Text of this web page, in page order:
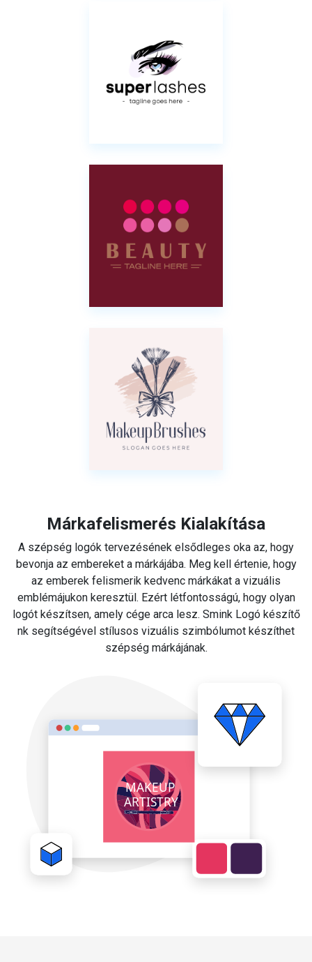
Márkafelismerés Kialakítása
A szépség logók tervezésének elsődleges oka az, hogy
bevonja az embereket a márkájába. Meg kell értenie, hogy
az emberek felismerik kedvenc márkákat a vizuális
emblémájukon keresztül. Ezért létfontosságú, hogy olyan
logót készítsen, amely cége arca lesz. Smink Logó készítő
nk segítségével stílusos vizuális szimbólumot készíthet
szépség márkájának.